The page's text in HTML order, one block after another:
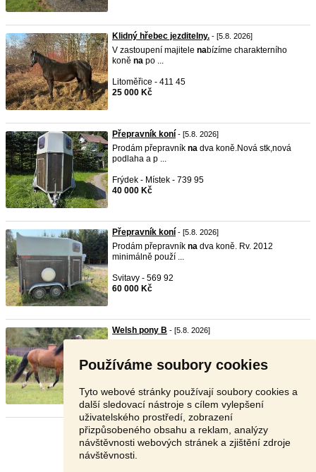
Používáme soubory cookies
Tyto webové stránky používají soubory cookies a
další sledovací nástroje s cílem vylepšení
uživatelského prostředí, zobrazení
přizpůsobeného obsahu a reklam, analýzy
návštěvnosti webových stránek a zjištění zdroje
návštěvnosti.
Klidný hřebec jezditelny. - [5.8. 2026]
V zastoupení majitele nabízíme charakterního
koně na po ...
Litoměřice - 411 45
25 000 Kč
Přepravník koní - [5.8. 2026]
Prodám přepravník na dva koně.Nová stk,nová
podlaha a p ...
Frýdek - Místek - 739 95
40 000 Kč
Přepravník koní - [5.8. 2026]
Prodám přepravník na dva koně. Rv. 2012
minimálně použí ...
Svitavy - 569 92
60 000 Kč
Welsh pony B - [5.8. 2026]
55 000 Kč
Stránka: 1 2 3 Další